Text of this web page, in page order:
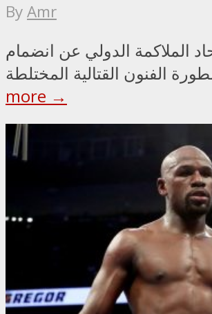
ByAmr
الملاكمة الدولي عن انضمام
more →